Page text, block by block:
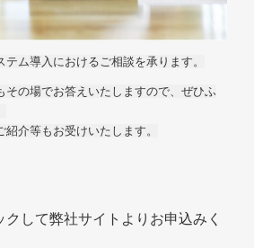
ム導入におけるご相談を承ります。
その場でお答えいたしますので、ぜひふ
介等もお受けいたします。
して弊社サイトよりお申込みく